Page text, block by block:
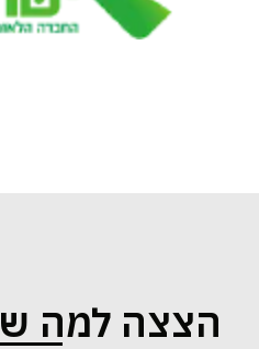
הצצה למה